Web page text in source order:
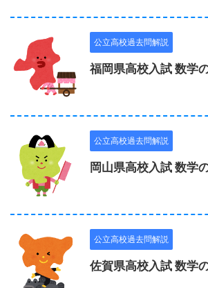
公立高校過去問解説
福岡県高校入試 数学
公立高校過去問解説
岡山県高校入試 数学
公立高校過去問解説
佐賀県高校入試 数学